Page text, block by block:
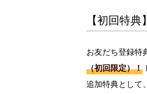
【初回特
お友だち登録特
（初回限定）！
追加特典として、